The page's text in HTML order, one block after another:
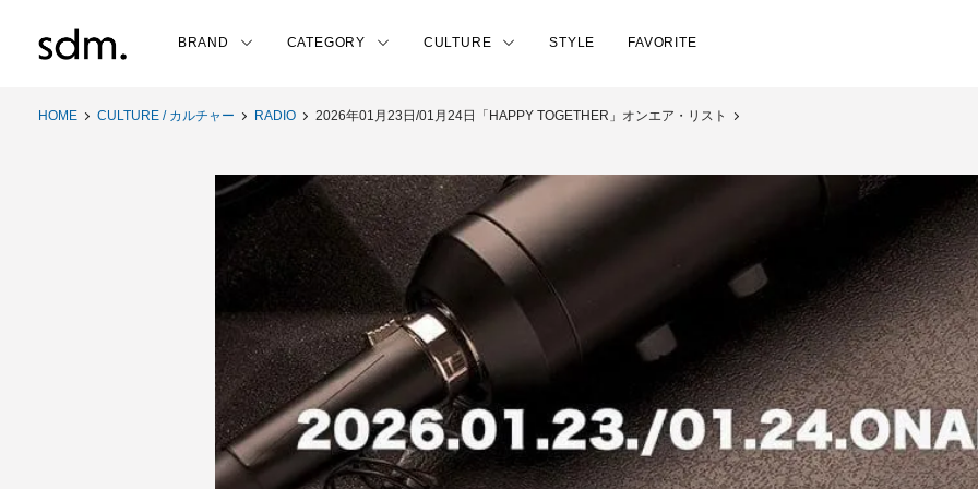
BRAND CATEGORY CULTURE STYLE FAVORITE
HOME CULTURE / カルチャー RADIO 2026年01月23日/01月24日「HAPPY TOGETHER」オンエア・リスト